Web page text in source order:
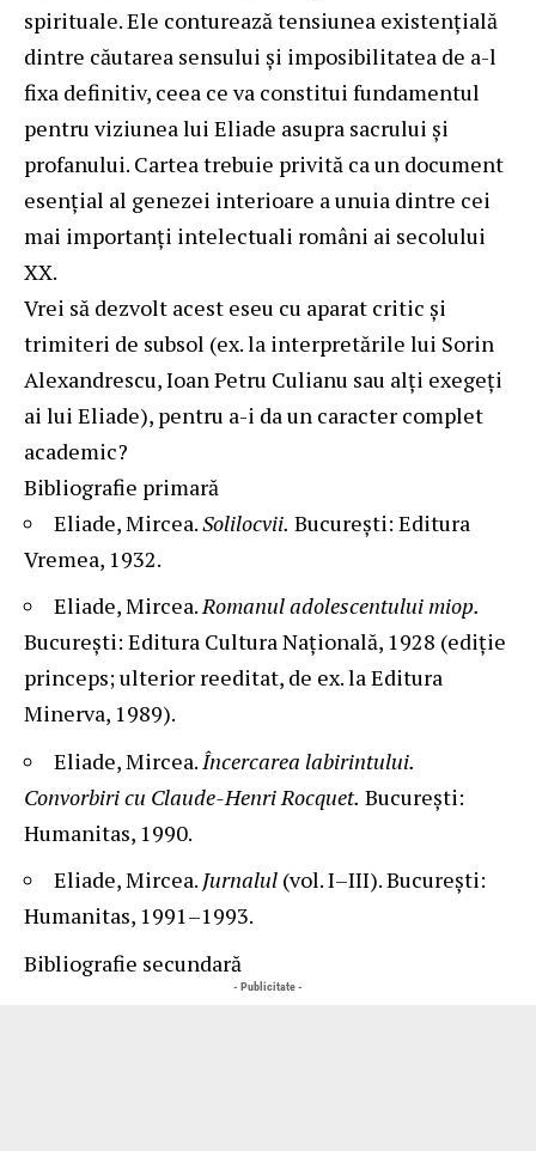
spirituale. Ele conturează tensiunea existențială
dintre căutarea sensului și imposibilitatea de a-l
fixa definitiv, ceea ce va constitui fundamentul
pentru viziunea lui Eliade asupra sacrului și
profanului. Cartea trebuie privită ca un document
esențial al genezei interioare a unuia dintre cei
mai importanți intelectuali români ai secolului
XX.
Vrei să dezvolt acest eseu cu aparat critic și
trimiteri de subsol (ex. la interpretările lui Sorin
Alexandrescu, Ioan Petru Culianu sau alți exegeți
ai lui Eliade), pentru a-i da un caracter complet
academic?
Bibliografie primară
Eliade, Mircea.Solilocvii. București: Editura
Vremea, 1932.
Eliade, Mircea.Romanul adolescentului miop.
București: Editura Cultura Națională, 1928 (ediție
princeps; ulterior reeditat, de ex. la Editura
Minerva, 1989).
Eliade, Mircea. Încercarea labirintului.
Convorbiri cu Claude-Henri Rocquet. București:
Humanitas, 1990.
Eliade, Mircea. Jurnalul (vol. I–III). București:
Humanitas, 1991–1993.
Bibliografie secundară
- Publicitate -